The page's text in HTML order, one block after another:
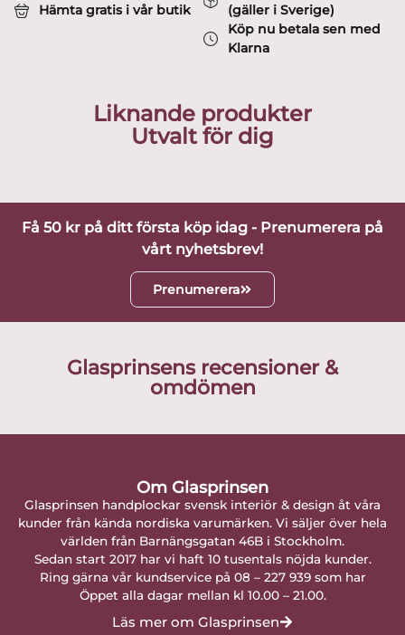
Hämta gratis i vår butik
(gäller i Sverige)
Köp nu betala sen med
Klarna
Liknande produkter
Utvalt för dig
Få 50 kr på ditt första köp idag - Prenumerera på
vårt nyhetsbrev!
Prenumerera
Glasprinsens recensioner &
omdömen
Om Glasprinsen
Glasprinsen handplockar svensk interiör & design åt våra
kunder från kända nordiska varumärken. Vi säljer över hela
världen från Barnängsgatan 46B i Stockholm.
Sedan start 2017 har vi haft 10 tusentals nöjda kunder.
Ring gärna vår kundservice på 08 – 227 939 som har
Öppet alla dagar mellan kl 10.00 – 21.00.
Läs mer om Glasprinsen